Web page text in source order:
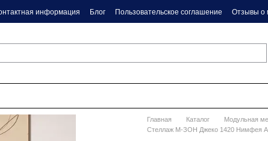
информация Блог Пользовательское соглашение
Отзывы о
Главная Каталог Модульная
Стеллаж М-ЗОН Джеко 1420 Нимфея